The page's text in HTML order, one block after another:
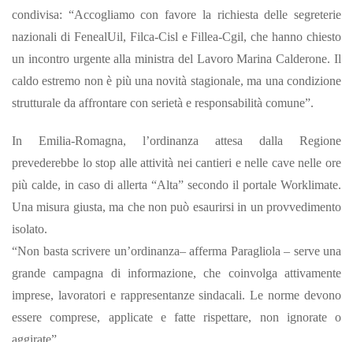
condivisa: “Accogliamo con favore la richiesta delle segreterie
nazionali di FenealUil, Filca-Cisl e Fillea-Cgil, che hanno chiesto
un incontro urgente alla ministra del Lavoro Marina Calderone. Il
caldo estremo non è più una novità stagionale, ma una condizione
strutturale da affrontare con serietà e responsabilità comune”.
In Emilia-Romagna, l’ordinanza attesa dalla Regione
prevederebbe lo stop alle attività nei cantieri e nelle cave nelle ore
più calde, in caso di allerta “Alta” secondo il portale Worklimate.
Una misura giusta, ma che non può esaurirsi in un provvedimento
isolato.
“Non basta scrivere un’ordinanza– afferma Paragliola – serve una
grande campagna di informazione, che coinvolga attivamente
imprese, lavoratori e rappresentanze sindacali. Le norme devono
essere comprese, applicate e fatte rispettare, non ignorate o
aggirate”.